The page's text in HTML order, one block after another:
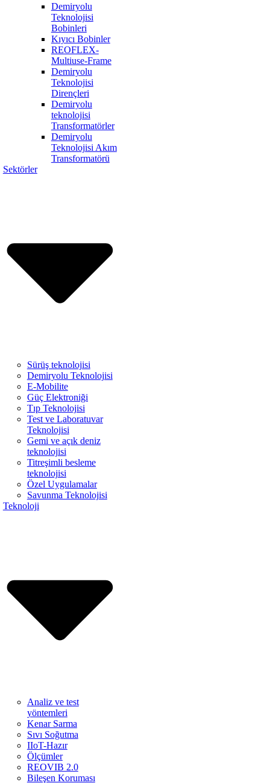
Demiryolu
Teknolojisi
Bobinleri
Kıyıcı Bobinler
REOFLEX-
Multiuse-Frame
Demiryolu
Teknolojisi
Dirençleri
Demiryolu
teknolojisi
Transformatörler
Demiryolu
Teknolojisi Akım
Transformatörü
Sektörler
Sürüş teknolojisi
Demiryolu Teknolojisi
E-Mobilite
Güç Elektroniği
Tıp Teknolojisi
Test ve Laboratuvar
Teknolojisi
Gemi ve açık deniz
teknolojisi
Titreşimli besleme
teknolojisi
Özel Uygulamalar
Savunma Teknolojisi
Teknoloji
Analiz ve test
yöntemleri
Kenar Sarma
Sıvı Soğutma
IIoT-Hazır
Ölçümler
REOVIB 2.0
Bileşen Koruması